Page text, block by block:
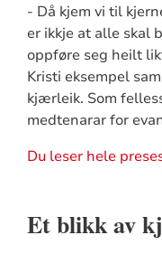
- Då kjem vi til
er ikkje at alle skal
oppføre seg heilt
Kristi eksempel
kjærleik. Som
medtenarar for
Du leser hele
Et blikk av